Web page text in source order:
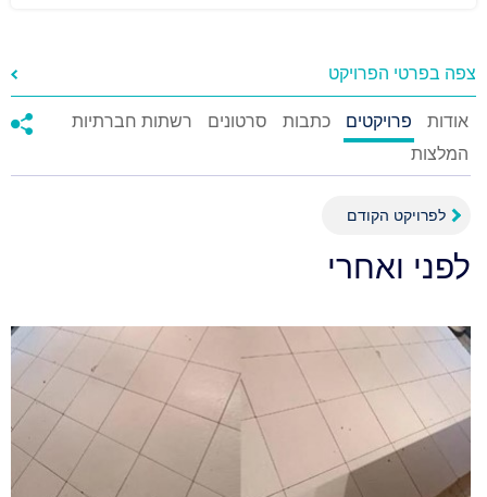
צפה בפרטי הפרויקט
אודות פרויקטים כתבות סרטונים
רשתות חברתיות
המלצות
לפרויקט הקודם
לפני ואחרי